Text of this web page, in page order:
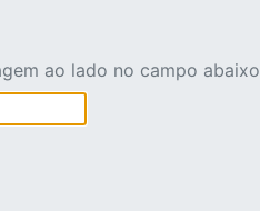
ao lado no campo abaixo